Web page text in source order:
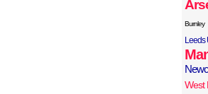
Burnley
Leeds
West